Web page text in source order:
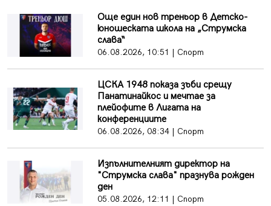
Още един нов треньор в Детско-
юношеската школа на „Струмска
слава“
06.08.2026, 10:51 | Спорт
ЦСКА 1948 показа зъби срещу
Панатинайкос и мечтае за
плейофите в Лигата на
конференциите
06.08.2026, 08:34 | Спорт
Изпълнителният директор на
"Струмска слава" празнува рожден
ден
05.08.2026, 12:11 | Спорт